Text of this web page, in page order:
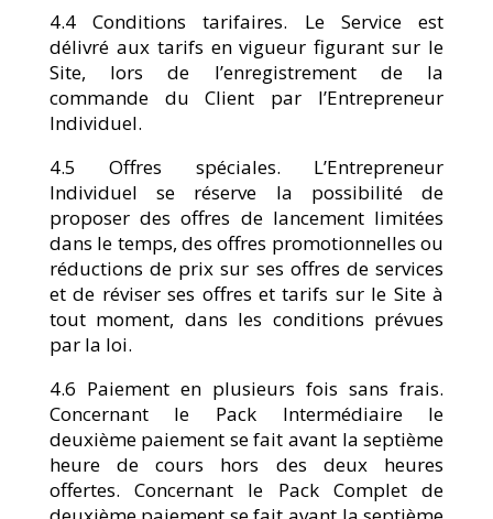
4.4 Conditions tarifaires. Le Service est
délivré aux tarifs en vigueur figurant sur le
Site, lors de l’enregistrement de la
commande du Client par l’Entrepreneur
Individuel.
4.5 Offres spéciales. L’Entrepreneur
Individuel se réserve la possibilité de
proposer des offres de lancement limitées
dans le temps, des offres promotionnelles ou
réductions de prix sur ses offres de services
et de réviser ses offres et tarifs sur le Site à
tout moment, dans les conditions prévues
par la loi.
4.6 Paiement en plusieurs fois sans frais.
Concernant le Pack Intermédiaire le
deuxième paiement se fait avant la septième
heure de cours hors des deux heures
offertes. Concernant le Pack Complet de